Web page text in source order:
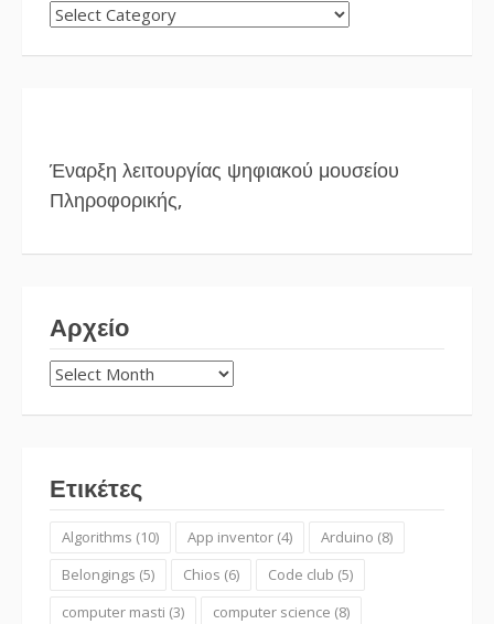
ΚΑΤΗΓΟΡΊΕΣ
Έναρξη λειτουργίας ψηφιακού μουσείου
Πληροφορικής,
Αρχείο
Αρχείο
Ετικέτες
Algorithms (10) App inventor (4) Arduino (8)
Belongings (5) Chios (6) Code club (5)
computer masti (3) computer science (8)